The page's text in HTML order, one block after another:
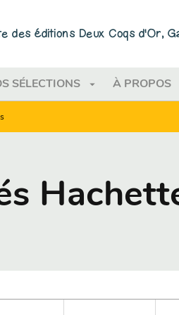
des éditions Deux Coqs d'Or,
SÉLECTIONS arrow_drop_down À PROPOS